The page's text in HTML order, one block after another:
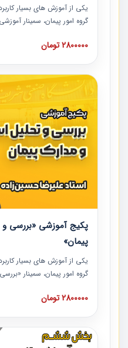
یکی از آموزش‏‏‏‏‏‏ های بسیار
گروه امور پیمان، سمینار
های عمرانی» چالش ها،
است که در محل سندیکای
مدارک پیمان به همراه
2800000 تومان
پکیج آموزشی «بررسی و
پیمان»
یکی از آموزش‏‏‏‏‏‏ های بسیار
گروه امور پیمان، سمینار
است که در دانشگاه صنعتی
نکات کلیدی مربوط به اسناد و
پیمان به همراه تجربیات
2800000 تومان